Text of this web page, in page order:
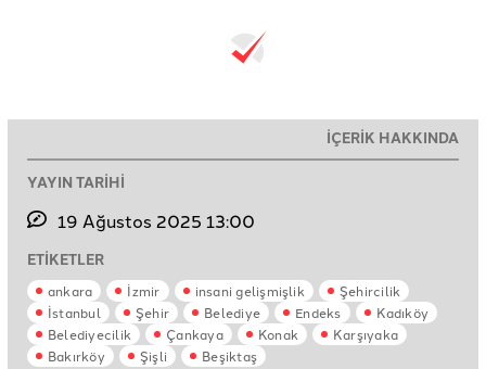
İÇERİK HAKKINDA
YAYIN TARİHİ
19 Ağustos 2025 13:00
ETİKETLER
ankara İzmir insani gelişmişlik
Şehircilik
İstanbul
Şehir Belediye Endeks
Kadıköy
Belediyecilik
Çankaya Konak
Karşıyaka
Bakırköy
Şişli Beşiktaş